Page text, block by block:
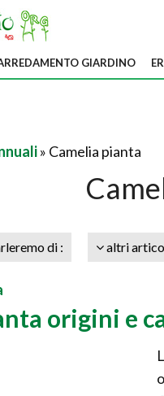
GIARDINO
» Camelia pianta
di : altri
origini e